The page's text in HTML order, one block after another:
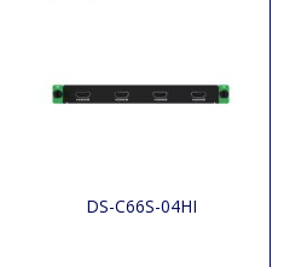
DS-C66S-04HI